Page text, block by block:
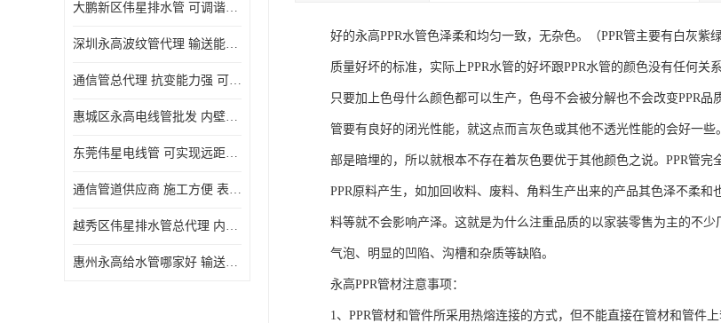
大鹏新区伟星排水管 可调谐性好 大功率 效率高
深圳永高波纹管代理 输送能力强 可以承受高温
通信管总代理 抗变能力强 可耐强震 扭曲
惠城区永高电线管批发 内壁光滑 抗震性能好
东莞伟星电线管 可实现远距离通信 频率稳定性好
通信管道供应商 施工方便 表面电阻系数大
越秀区伟星排水管总代理 内部表面光滑 大功率 效率高
惠州永高给水管哪家好 输送能力强 方便施工和运输
好的永高PPR水管色泽柔和均匀一致，无杂色。（PPR管主要有白灰
质量好坏的标准，实际上PPR水管的好坏跟PPR水管的颜色没有任何
只要加上色母什么颜色都可以生产，色母不会被分解也不会改变PPR
管要有良好的闭光性能，就这点而言灰色或其他不透光性能的会好一
部是暗埋的，所以就根本不存在着灰色要优于其他颜色之说。PPR管
PPR原料产生，如加回收料、废料、角料生产出来的产品其色泽不柔
料等就不会影响产泽。这就是为什么注重品质的以家装零售为主的不
气泡、明显的凹陷、沟槽和杂质等缺陷。
永高PPR管材注意事项：
1、PPR管材和管件所采用热熔连接的方式，但不能直接在管材和管件